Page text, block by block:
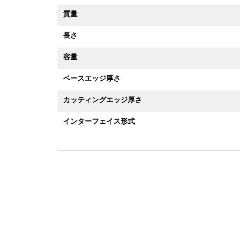
質量
長さ
容量
ベースエッジ厚さ
カッティングエッジ厚さ
インターフェイス形式